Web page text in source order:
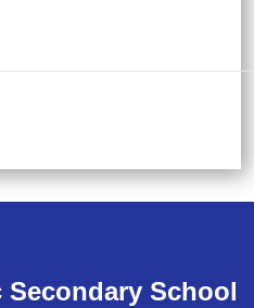
School